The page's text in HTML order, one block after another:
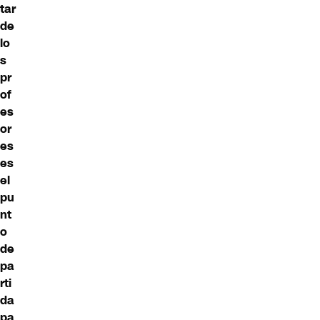
tar
de
lo
s
pr
of
es
or
es
es
el
pu
nt
o
de
pa
rti
da